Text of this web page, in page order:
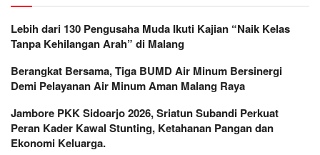
Lebih dari 130 Pengusaha Muda Ikuti Kajian “Naik Kelas
Tanpa Kehilangan Arah” di Malang
Berangkat Bersama, Tiga BUMD Air Minum Bersinergi
Demi Pelayanan Air Minum Aman Malang Raya
Jambore PKK Sidoarjo 2026, Sriatun Subandi Perkuat
Peran Kader Kawal Stunting, Ketahanan Pangan dan
Ekonomi Keluarga.